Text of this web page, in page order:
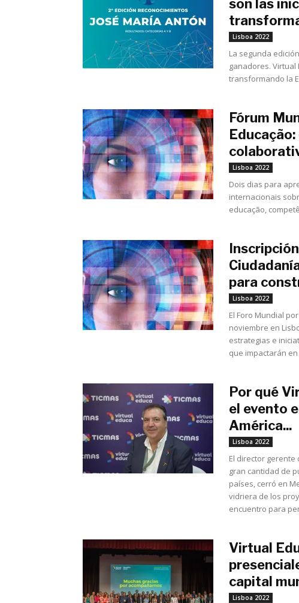
son las
Lisboa 2022
La segunda
ganadores. Virtual
transformando la
Fórum
Lisboa 2022
Dois dias para
internacionais
educação,
para
Lisboa 2022
El Foro Mundial
noviembre en
estrategias e
que impactarán
Por qué
el evento
América...
Lisboa 2022
El director gerente
gran cantidad de
países, cerró en
vidriera de los
encuentro para
Virtual
capital
Lisboa 2022